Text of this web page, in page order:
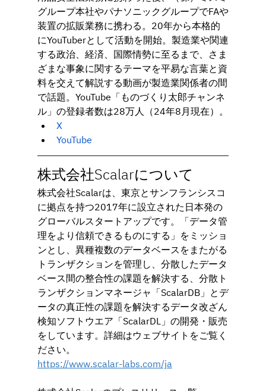
グループ本社やパナソニックグループでFAや
装置の拡販業務に携わる。20年から本格的
にYouTuberとして活動を開始。製造業や関連
する政治、経済、国際情勢に至るまで、さま
ざまな事象に関するテーマを平易な言葉と資
料を交えて解説する動画が製造業関係者の間
で話題。YouTube「ものづくり太郎チャンネ
ル」の登録者数は28万人（24年8月現在）。
X
YouTube
株式会社Scalarについて
株式会社Scalarは、東京とサンフランシスコ
に拠点を持つ2017年に設立された日本発の
グローバルスタートアップです。「データ管
理をより信頼できるものにする」をミッショ
ンとし、異種複数のデータベースをまたがる
トランザクションを管理し、分散したデータ
ベース間の整合性の課題を解決する、分散ト
ランザクションマネージャ「ScalarDB」とデ
ータの真正性の課題を解決するデータ改ざん
検知ソフトウエア「ScalarDL」の開発・販売
をしています。詳細はウェブサイトをご覧く
ださい。
https://www.scalar-labs.com/ja